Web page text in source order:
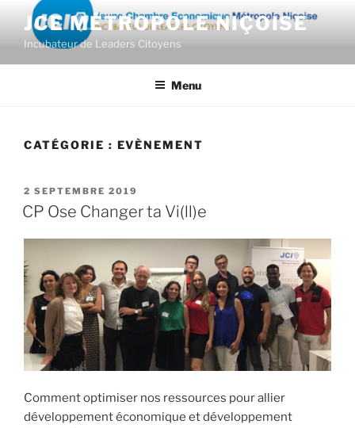
contenu
principal
JCE MÉTROPOLE NIÇOISE
Incubateur de Leaders Citoyens
Menu
CATÉGORIE : EVÈNEMENT
PUBLIÉ
LE
2 SEPTEMBRE 2019
CP Ose Changer ta Vi(ll)e
Comment optimiser nos ressources pour allier
développement économique et développement